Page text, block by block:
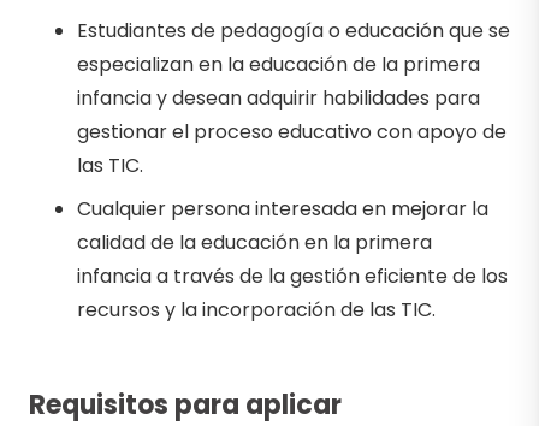
Estudiantes de pedagogía o educación que se
especializan en la educación de la primera
infancia y desean adquirir habilidades para
gestionar el proceso educativo con apoyo de
las TIC.
Cualquier persona interesada en mejorar la
calidad de la educación en la primera
infancia a través de la gestión eficiente de los
recursos y la incorporación de las TIC.
Requisitos para aplicar